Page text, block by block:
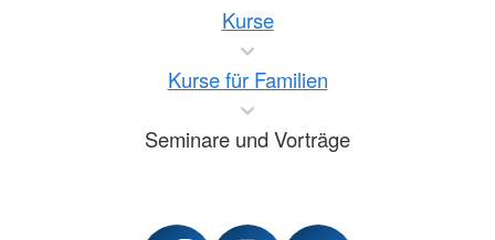
Kurse
Kurse für Familien
Seminare und Vorträge